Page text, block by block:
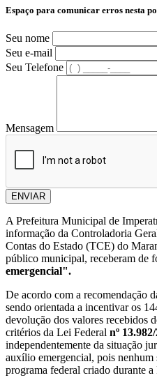
Espaço para comunicar erros nesta
Seu nome
Seu e-mail
Seu Telefone
Mensagem
ENVIAR
A Prefeitura Municipal de
informação da Controladoria
Contas do Estado (TCE) do
público municipal, receberam de
emergencial".
De acordo com a recomendação
sendo orientada a incentivar os
devolução dos valores recebidos
critérios da Lei Federal nº
independentemente da situação
auxílio emergencial, pois nenhum
programa federal criado durante